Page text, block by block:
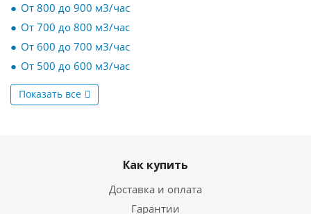
От 800 до 900 м3/час
От 700 до 800 м3/час
От 600 до 700 м3/час
От 500 до 600 м3/час
Показать все
Как купить
Доставка и оплата
Гарантии